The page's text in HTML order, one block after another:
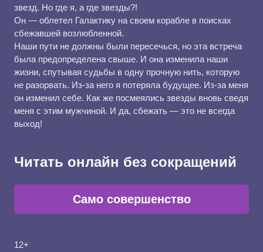
звезд. Но где я, а где звезды?!
Он — облетел Галактику на своем корабле в поисках
сбежавшей возлюбленной.
Наши пути не должны были пересечься, но эта встреча
была предопределена свыше. И она изменила наши
жизни, спутывая судьбы в одну прочную нить, которую
не разорвать. Из-за него я потеряла будущее. Из-за меня
он изменил себе. Как же посмеялись звезды вновь сведя
меня с этим мужчиной. И да, сбежать — это не всегда
выход!
Читать онлайн без сокращений
Само совершенство
12+